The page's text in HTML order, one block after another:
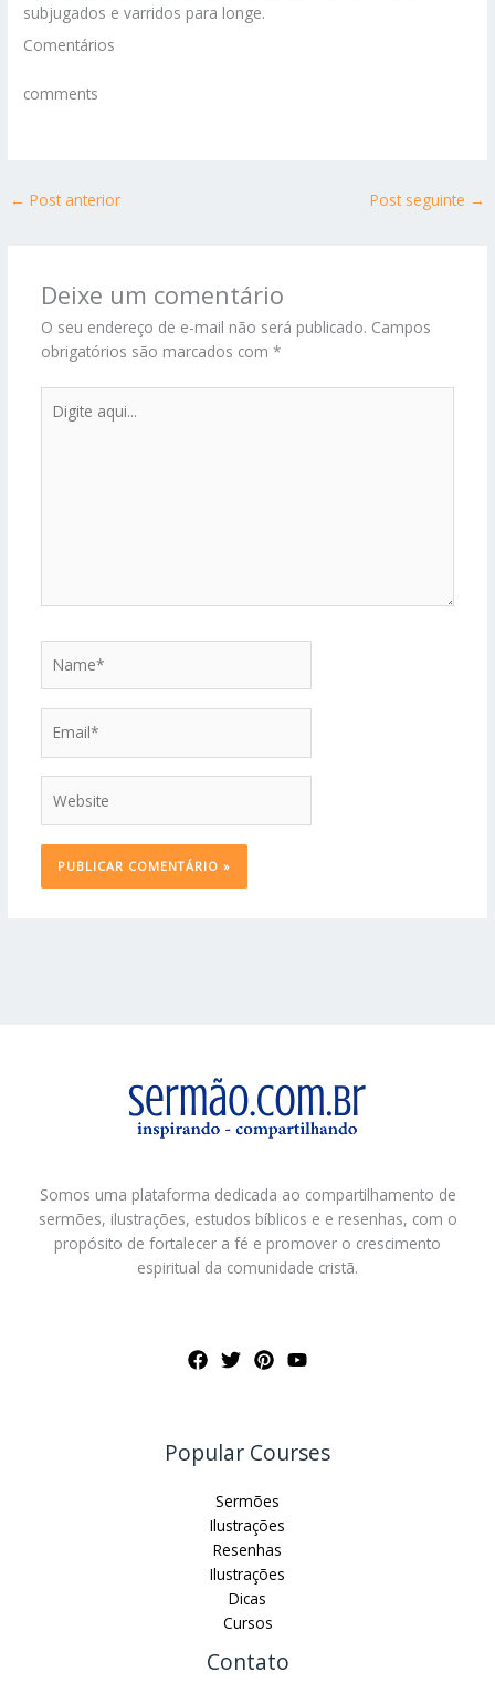
subjugados e varridos para longe.
Comentários
comments
← Post anterior Post seguinte →
Deixe um comentário
O seu endereço de e-mail não será publicado. Campos
obrigatórios são marcados com *
aqui...
Somos uma plataforma dedicada ao compartilhamento de
sermões, ilustrações, estudos bíblicos e e resenhas, com o
propósito de fortalecer a fé e promover o crescimento
espiritual da comunidade cristã.
Popular Courses
Sermões
Ilustrações
Resenhas
Ilustrações
Dicas
Cursos
Contato